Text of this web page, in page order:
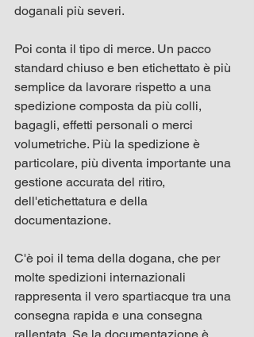
doganali più severi.
Poi conta il tipo di merce. Un pacco
standard chiuso e ben etichettato è più
semplice da lavorare rispetto a una
spedizione composta da più colli,
bagagli, effetti personali o merci
volumetriche. Più la spedizione è
particolare, più diventa importante una
gestione accurata del ritiro,
dell'etichettatura e della
documentazione.
C'è poi il tema della dogana, che per
molte spedizioni internazionali
rappresenta il vero spartiacque tra una
consegna rapida e una consegna
rallentata. Se la documentazione è